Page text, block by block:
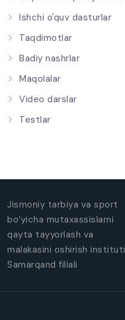
Ishchi o'quv dasturlar
Taqdimotlar
Badiy nashrlar
Maqolalar
Video darslar
Testlar
Jismoniy tarbiya va sport
bo‘yicha mutaxassislarni
qayta tayyorlash va
malakasini oshirish instituti
Samarqand filiali